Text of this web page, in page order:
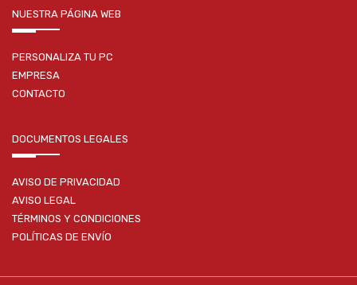
NUESTRA PÁGINA WEB
PERSONALIZA TU PC
EMPRESA
CONTACTO
DOCUMENTOS LEGALES
AVISO DE PRIVACIDAD
AVISO LEGAL
TÉRMINOS Y CONDICIONES
POLÍTICAS DE ENVÍO